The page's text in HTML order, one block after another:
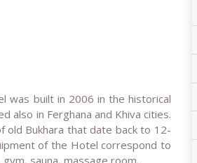
was built in 2006 in the historical
also in Ferghana and Khiva cities.
old Bukhara that date back to 12-
of the Hotel correspond to
sauna, massage room.